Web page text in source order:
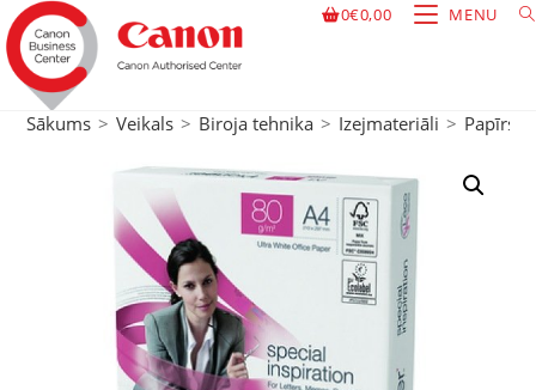
0€0,00 MENU
Sākums > Veikals > Biroja tehnika > Izejmateriāli > Papīrs